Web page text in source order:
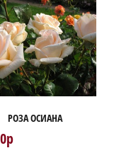
РОЗА ОСИАНА